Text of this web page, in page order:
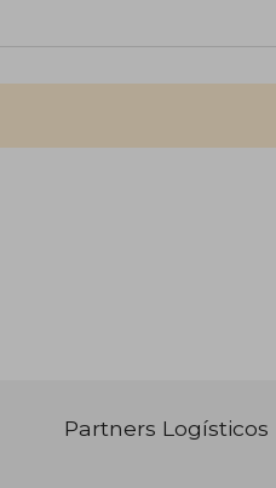
Partners Logísticos